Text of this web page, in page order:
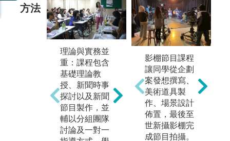
方法
理論與實務並
重：課程包含
基礎理論教
授、新聞時事
探討以及新聞
節目製作，並
輔以分組團隊
討論及一對一
全媒體融合學
習：完整的新
聞採編寫、拍
攝、播報、產
製、AI技能運
用、主播技巧
等訓練，搭配
現今數位匯流
影棚節目課程
讓同學從企劃
案發想撰寫、
美術道具製
作、場景設計
佈置，最後至
世新攝影棚完
成節目拍攝。